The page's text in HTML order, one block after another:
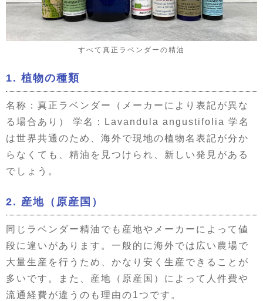
すべて真正ラベンダーの精油
1. 植物の種類
名称：真正ラベンダー（メーカーにより表記が異な
る場合あり） 学名：
Lavandula angustifolia 学名
は世界共通のため、海外で現地の植物名表記が分か
らなくても、精油を見つけられ、新しい発見がある
でしょう。
2. 産地（原産国）
同じラベンダー精油でも産地やメーカーによって値
段に違いがあります。一般的に海外では広い農場で
大量生産を行うため、かなり安く生産できることが
多いです。また、産地（原産国）によって人件費や
流通経費が違うのも理由の1つです。